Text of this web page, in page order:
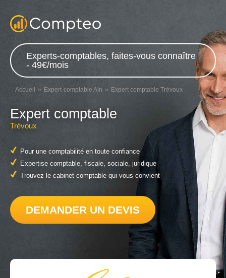
Experts-comptables, faites-vous connaître
- 49€/mois
Accueil Expert-comptable Ain Expert comptable Trévoux
Expert comptable
Trévoux
Pour une comptabilité en toute confiance
Expertise comptable, fiscale, sociale, juridique
Trouvez le cabinet comptable qui vous convient
DEMANDER UN DEVIS